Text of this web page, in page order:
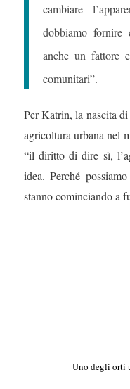
cambiare
dobbiamo fornire
anche un fattore
comunitari”.
Per Katrin, la nascita
agricoltura urbana nel
“il diritto di dire sì,
idea. Perché
stanno cominciando a
Uno degli orti